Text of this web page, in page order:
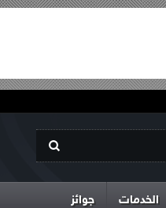
الخدمات جوائز